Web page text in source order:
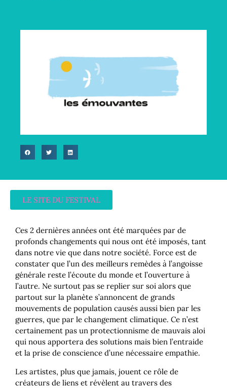
LE SITE DU FESTIVAL
Ces 2 dernières années ont été marquées par de
profonds changements qui nous ont été imposés, tant
dans notre vie que dans notre société. Force est de
constater que l’un des meilleurs remèdes à l’angoisse
générale reste l’écoute du monde et l’ouverture à
l’autre. Ne surtout pas se replier sur soi alors que
partout sur la planète s’annoncent de grands
mouvements de population causés aussi bien par les
guerres, que par le changement climatique. Ce n’est
certainement pas un protectionnisme de mauvais aloi
qui nous apportera des solutions mais bien l’entraide
et la prise de conscience d’une nécessaire empathie.
Les artistes, plus que jamais, jouent ce rôle de
créateurs de liens et révèlent au travers des